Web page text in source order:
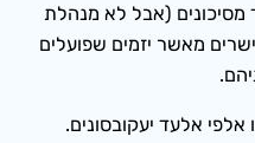
מסיכונים (אבל לא מנהלת
מאשר יזמים שפועלים
אלעד יעקובסונים.